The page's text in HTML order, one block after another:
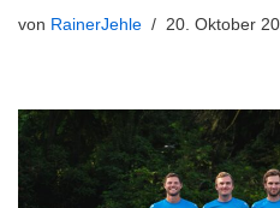
von RainerJehle 20. Oktober